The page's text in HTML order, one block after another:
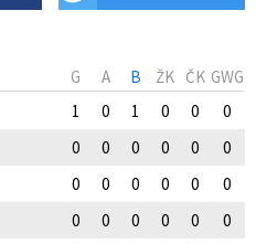
G A B ŽK ČK GWG
1 0 1 0 0
0
0 0 0 0 0
0
0 0 0 0 0
0
0 0 0 0 0
0